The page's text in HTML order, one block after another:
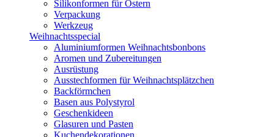
Silikonformen für Ostern
Verpackung
Werkzeug
Weihnachtsspecial
Aluminiumformen Weihnachtsbonbons
Aromen und Zubereitungen
Ausrüstung
Ausstechformen für Weihnachtsplätzchen
Backförmchen
Basen aus Polystyrol
Geschenkideen
Glasuren und Pasten
Kuchendekorationen